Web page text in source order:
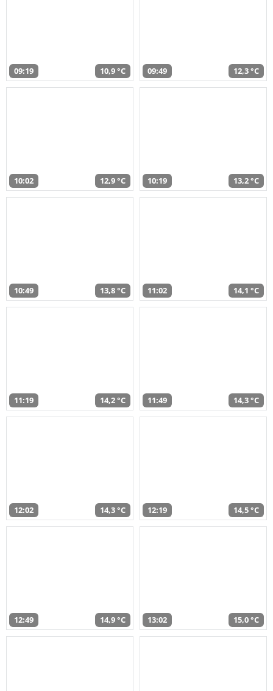
09:19 10,9 °C 09:49 12,3 °C
10:02 12,9 °C 10:19 13,2 °C
10:49 13,8 °C 11:02 14,1 °C
11:19 14,2 °C 11:49 14,3 °C
12:02 14,3 °C 12:19 14,5 °C
12:49 14,9 °C 13:02 15,0 °C